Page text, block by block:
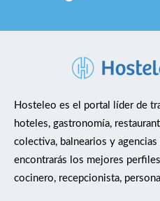
Hosteleo es el portal líder de
hoteles, gastronomía,
colectiva, balnearios y
encontrarás los mejores
cocinero, recepcionista,